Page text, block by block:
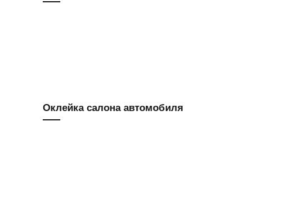
Оклейка салона автомобиля